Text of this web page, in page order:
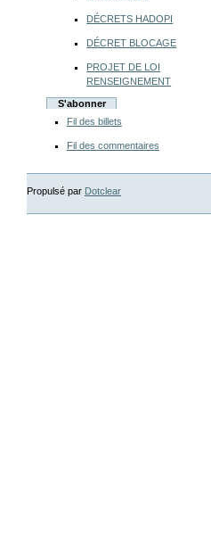
DÉCRETS HADOPI
DÉCRET BLOCAGE
PROJET DE LOI
RENSEIGNEMENT
S'abonner
Fil des billets
Fil des commentaires
Propulsé par Dotclear